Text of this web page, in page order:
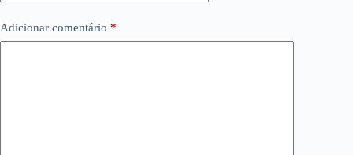
Adicionar comentário *